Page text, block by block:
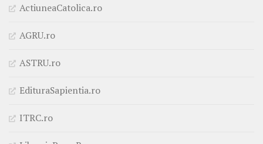
ActiuneaCatolica.ro
AGRU.ro
ASTRU.ro
EdituraSapientia.ro
ITRC.ro